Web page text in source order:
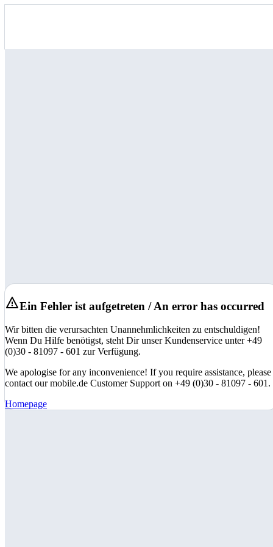
Ein Fehler ist aufgetreten / An error has occurred
Wir bitten die verursachten Unannehmlichkeiten zu entschuldigen!
Wenn Du Hilfe benötigst, steht Dir unser Kundenservice unter +49
(0)30 - 81097 - 601 zur Verfügung.
We apologise for any inconvenience! If you require assistance, please
contact our mobile.de Customer Support on +49 (0)30 - 81097 - 601.
Homepage